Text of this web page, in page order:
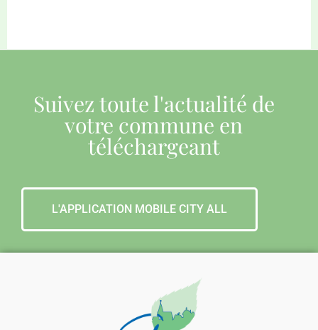
Suivez toute l'actualité de
votre commune en
téléchargeant
L'APPLICATION MOBILE CITY ALL